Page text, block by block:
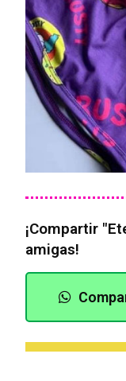
¡Compartir
amigas!